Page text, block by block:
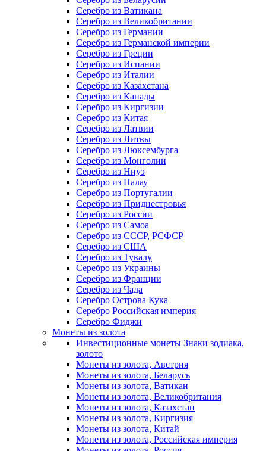
Серебро из Ватикана
Серебро из Великобритании
Серебро из Германии
Серебро из Германской империи
Серебро из Греции
Серебро из Испании
Серебро из Италии
Серебро из Казахстана
Серебро из Канады
Серебро из Киргизии
Серебро из Китая
Серебро из Латвии
Серебро из Литвы
Серебро из Люксембурга
Серебро из Монголии
Серебро из Ниуэ
Серебро из Палау
Серебро из Португалии
Серебро из Приднестровья
Серебро из России
Серебро из Самоа
Серебро из СССР, РСФСР
Серебро из США
Серебро из Тувалу
Серебро из Украины
Серебро из Франции
Серебро из Чада
Серебро Острова Кука
Серебро Российская империя
Серебро Фиджи
Монеты из золота
Инвестиционные монеты Знаки зодиака,
золото
Монеты из золота, Австрия
Монеты из золота, Беларусь
Монеты из золота, Ватикан
Монеты из золота, Великобритания
Монеты из золота, Казахстан
Монеты из золота, Киргизия
Монеты из золота, Китай
Монеты из золота, Российская империя